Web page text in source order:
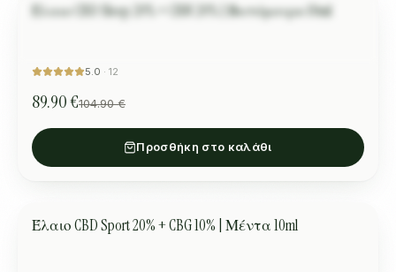
ΎΠΝΟΣ ΠΡΟΣΦΟΡΆ
Стоил М.
Έλαιο CBD Sleep 20% + CBN 20% | Βατόμουρο 10ml
5.0 · 12
89.90 €104.90 €
Προσθήκη στο καλάθι
ΑΘΛΗΤΙΣΜΌΣ ΠΡΟΣΦΟΡΆ
Έλαιο CBD Sport 20% + CBG 10% | Μέντα 10ml